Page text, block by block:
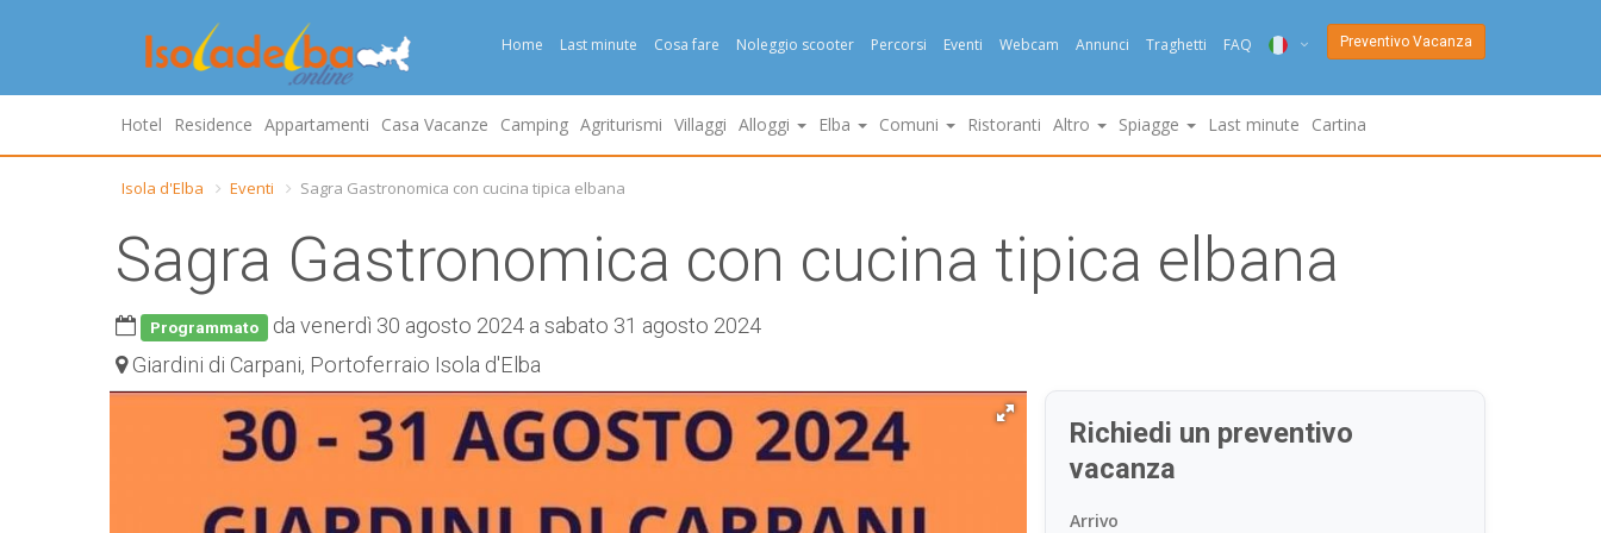
Home Last minute Cosa fare Noleggio scooter Percorsi Eventi Webcam Annunci Traghetti FAQ
ENG
NED
Preventivo Vacanza
Hotel Residence Appartamenti Casa Vacanze Camping Agriturismi Villaggi Alloggi Elba Comuni Ristoranti Altro Spiagge Last minute Cartina
Isola d'Elba Eventi Sagra Gastronomica con cucina tipica elbana
Sagra Gastronomica con cucina tipica elbana
Programmato
da venerdì 30 agosto 2024 a sabato 31 agosto 2024
Giardini di Carpani, Portoferraio Isola d'Elba
Richiedi un preventivo
vacanza
Arrivo